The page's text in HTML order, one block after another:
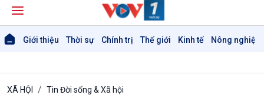
Giới thiệu Thời sự Chính trị Thế giới Kinh tế Nông nghiệp
XÃ HỘI Tin Đời sống & Xã hội